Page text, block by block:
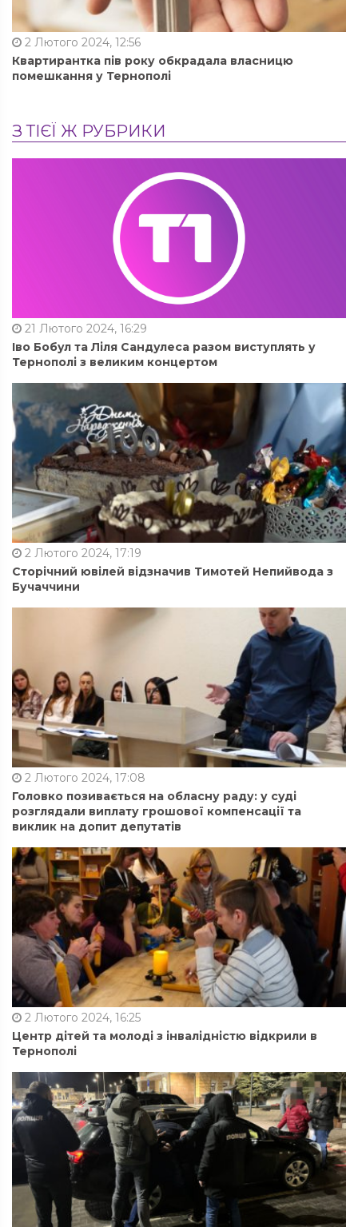
2 Лютого 2024, 12:56
Квартирантка пів року обкрадала власницю
помешкання у Тернополі
З ТІЄЇ Ж РУБРИКИ
21 Лютого 2024, 16:29
Іво Бобул та Ліля Сандулеса разом виступлять у
Тернополі з великим концертом
2 Лютого 2024, 17:19
Сторічний ювілей відзначив Тимотей Непийвода з
Бучаччини
2 Лютого 2024, 17:08
Головко позивається на обласну раду: у суді
розглядали виплату грошової компенсації та
виклик на допит депутатів
2 Лютого 2024, 16:25
Центр дітей та молоді з інвалідністю відкрили в
Тернополі